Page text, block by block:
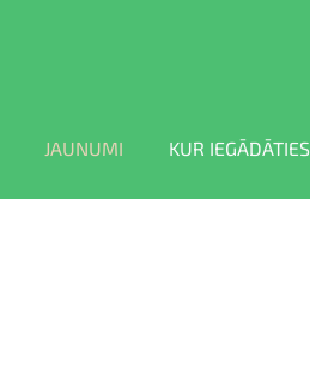
JAUNUMI KUR IEGĀDĀTIES